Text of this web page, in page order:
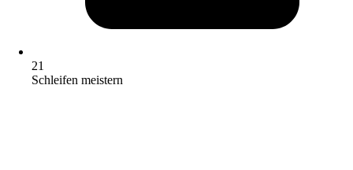
21
Schleifen meistern